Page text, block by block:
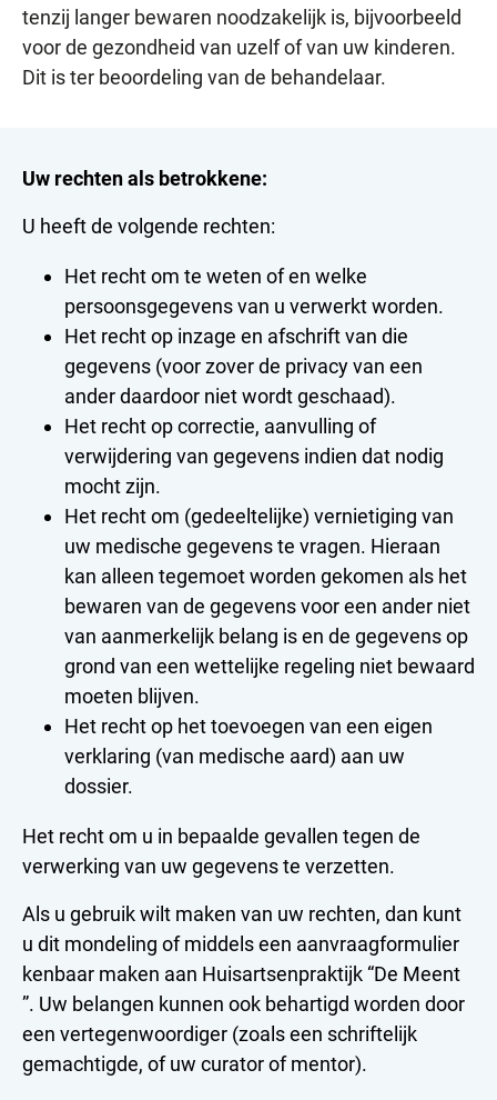
tenzij langer bewaren noodzakelijk is, bijvoorbeeld
voor de gezondheid van uzelf of van uw kinderen.
Dit is ter beoordeling van de behandelaar.
Uw rechten als betrokkene:
U heeft de volgende rechten:
Het recht om te weten of en welke
persoonsgegevens van u verwerkt worden.
Het recht op inzage en afschrift van die
gegevens (voor zover de privacy van een
ander daardoor niet wordt geschaad).
Het recht op correctie, aanvulling of
verwijdering van gegevens indien dat nodig
mocht zijn.
Het recht om (gedeeltelijke) vernietiging van
uw medische gegevens te vragen. Hieraan
kan alleen tegemoet worden gekomen als het
bewaren van de gegevens voor een ander niet
van aanmerkelijk belang is en de gegevens op
grond van een wettelijke regeling niet bewaard
moeten blijven.
Het recht op het toevoegen van een eigen
verklaring (van medische aard) aan uw
dossier.
Het recht om u in bepaalde gevallen tegen de
verwerking van uw gegevens te verzetten.
Als u gebruik wilt maken van uw rechten, dan kunt
u dit mondeling of middels een aanvraagformulier
kenbaar maken aan Huisartsenpraktijk “De Meent
”. Uw belangen kunnen ook behartigd worden door
een vertegenwoordiger (zoals een schriftelijk
gemachtigde, of uw curator of mentor).